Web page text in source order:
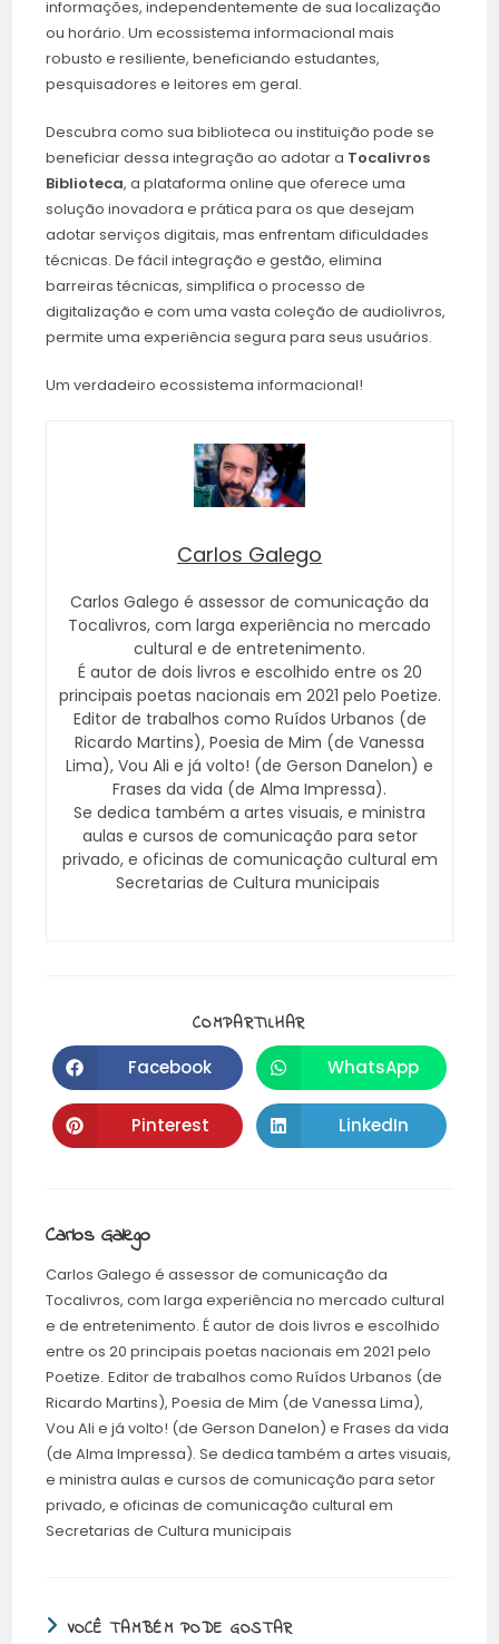
informações, independentemente de sua localização
ou horário. Um ecossistema informacional mais
robusto e resiliente, beneficiando estudantes,
pesquisadores e leitores em geral.
Descubra como sua biblioteca ou instituição pode se
beneficiar dessa integração ao adotar a Tocalivros
Biblioteca, a plataforma online que oferece uma
solução inovadora e prática para os que desejam
adotar serviços digitais, mas enfrentam dificuldades
técnicas. De fácil integração e gestão, elimina
barreiras técnicas, simplifica o processo de
digitalização e com uma vasta coleção de audiolivros,
permite uma experiência segura para seus usuários.
Um verdadeiro ecossistema informacional!
Carlos Galego
Carlos Galego é assessor de comunicação da
Tocalivros, com larga experiência no mercado
cultural e de entretenimento.
É autor de dois livros e escolhido entre os 20
principais poetas nacionais em 2021 pelo Poetize.
Editor de trabalhos como Ruídos Urbanos (de
Ricardo Martins), Poesia de Mim (de Vanessa
Lima), Vou Ali e já volto! (de Gerson Danelon) e
Frases da vida (de Alma Impressa).
Se dedica também a artes visuais, e ministra
aulas e cursos de comunicação para setor
privado, e oficinas de comunicação cultural em
Secretarias de Cultura municipais
COMPARTILHAR
Facebook
WhatsApp
Pinterest LinkedIn
Carlos Galego
Carlos Galego é assessor de comunicação da
Tocalivros, com larga experiência no mercado cultural
e de entretenimento. É autor de dois livros e escolhido
entre os 20 principais poetas nacionais em 2021 pelo
Poetize. Editor de trabalhos como Ruídos Urbanos (de
Ricardo Martins), Poesia de Mim (de Vanessa Lima),
Vou Ali e já volto! (de Gerson Danelon) e Frases da vida
(de Alma Impressa). Se dedica também a artes visuais,
e ministra aulas e cursos de comunicação para setor
privado, e oficinas de comunicação cultural em
Secretarias de Cultura municipais
VOCÊ TAMBÉM PODE GOSTAR